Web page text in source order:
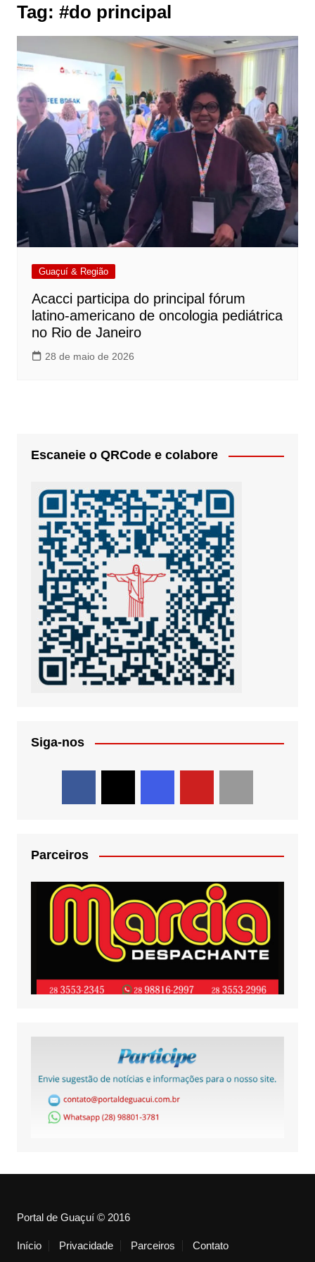
Tag: #do principal
Guaçuí & Região
Acacci participa do principal fórum
latino-americano de oncologia pediátrica
no Rio de Janeiro
28 de maio de 2026
Escaneie o QRCode e colabore
Siga-nos
Parceiros
Portal de Guaçuí © 2016
Início Privacidade Parceiros Contato